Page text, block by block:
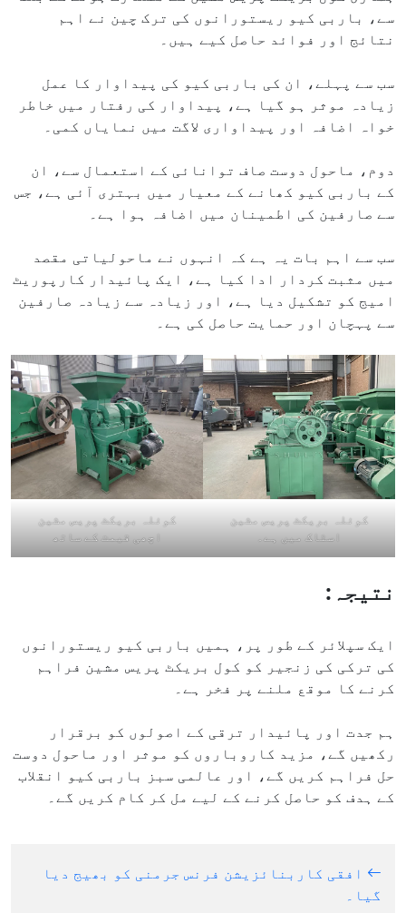
سے، باربی کیو ریستورانوں کی ترک چین نے اہم
نتائج اور فوائد حاصل کیے ہیں۔
سب سے پہلے، ان کی باربی کیو کی پیداوار کا عمل
زیادہ موثر ہو گیا ہے، پیداوار کی رفتار میں خاطر
خواہ اضافہ اور پیداواری لاگت میں نمایاں کمی۔
دوم، ماحول دوست صاف توانائی کے استعمال سے، ان
کے باربی کیو کھانے کے معیار میں بہتری آئی ہے، جس
سے صارفین کی اطمینان میں اضافہ ہوا ہے۔
سب سے اہم بات یہ ہے کہ انہوں نے ماحولیاتی مقصد
میں مثبت کردار ادا کیا ہے، ایک پائیدار کارپوریٹ
امیج کو تشکیل دیا ہے، اور زیادہ سے زیادہ صارفین
سے پہچان اور حمایت حاصل کی ہے۔
کوئلہ بریکٹ پریس مشین
اسٹاک میں ہے۔
کوئلہ بریکٹ پریس مشین
اچھی قیمت کے ساتھ
نتیجہ:
ایک سپلائر کے طور پر، ہمیں باربی کیو ریستورانوں
کی ترکی کی زنجیر کو کول بریکٹ پریس مشین فراہم
کرنے کا موقع ملنے پر فخر ہے۔
ہم جدت اور پائیدار ترقی کے اصولوں کو برقرار
رکھیں گے، مزید کاروباروں کو موثر اور ماحول دوست
حل فراہم کریں گے، اور عالمی سبز باربی کیو انقلاب
کے ہدف کو حاصل کرنے کے لیے مل کر کام کریں گے۔
افقی کاربنائزیشن فرنس جرمنی کو بھیج دیا
گیا۔